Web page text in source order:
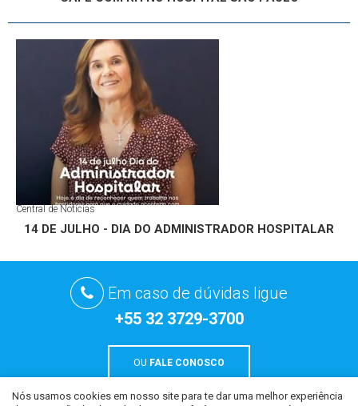
Central de Notícias
14 DE JULHO - DIA DO ADMINISTRADOR HOSPITALAR
Nós usamos cookies em nosso site para te dar uma melhor experiência
Em caso de dúvidas ligue
+55 32 3729-3700
OU FALE CONOSCO